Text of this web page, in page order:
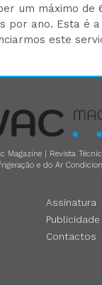
um máximo de
por ano. Esta é
este
Magazine | Revista
e do Ar
Assinatura
Publicidade
Contactos